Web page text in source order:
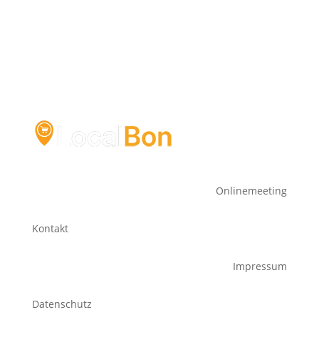
Onlinemeeting
Kontakt
Impressum
Datenschutz